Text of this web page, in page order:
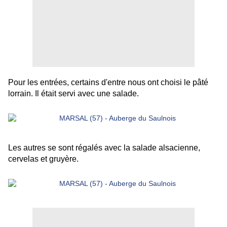
Pour les entrées, certains d'entre nous ont choisi le pâté
lorrain. Il était servi avec une salade.
Les autres se sont régalés avec la salade alsacienne,
cervelas et gruyère.